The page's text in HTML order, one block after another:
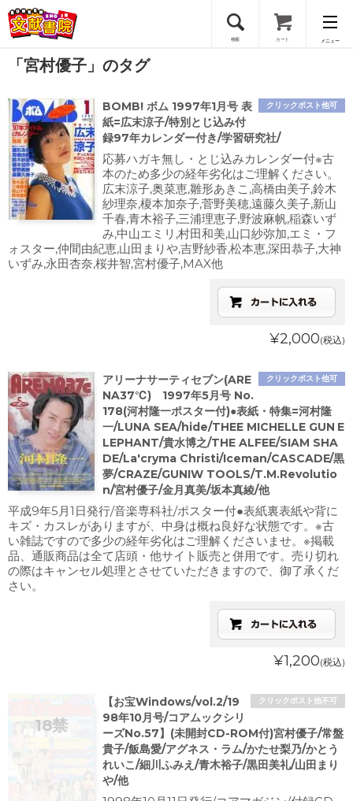
検索 カート メニュー
会員登録
ログイン
「宮村優子」のタグ
クリックポスト他可
BOMB! ボム 1997年1月号 表
紙=広末涼子/特別とじ込み付
録97年カレンダー付き/学習研究社/
応募ハガキ無し・とじ込みカレンダー付※古
本のため多少の経年劣化はご理解ください。
広末涼子,奥菜恵,雛形あきこ,高橋由美子,鈴木
紗理奈,榎本加奈子,菅野美穂,遠藤久美子,新山
千春,青木裕子,三浦理恵子,野波麻帆,稲森いず
み,中山エミリ,村田和美,山口紗弥加,エミ・フ
ォスター,仲間由紀恵,山田まりや,吉野紗香,松本恵,深田恭子,大神
いずみ,永田杏奈,桜井智,宮村優子,MAX他
¥2,000(税込)
クリックポスト他可
アリーナサーティセブン(ARE
NA37℃) 1997年5月号 No.
178(河村隆一ポスター付)●表紙・特集=河村隆
一/LUNA SEA/hide/THEE MICHELLE GUN E
LEPHANT/貴水博之/THE ALFEE/SIAM SHA
DE/La'cryma Christi/Iceman/CASCADE/黒
夢/CRAZE/GUNIW TOOLS/T.M.Revolutio
n/宮村優子/金月真美/坂本真綾/他
平成9年5月1日発行/音楽専科社/ポスター付●表紙裏表紙や背に
キズ・カスレがありますが、中身は概ね良好な状態です。※古
い雑誌ですので多少の経年劣化はご理解くださいませ。※掲載
品、通販商品は全て店頭・他サイト販売と併用です。売り切れ
の際はキャンセル処理とさせていただきますので、御了承くだ
さい。
¥1,200(税込)
クリックポスト他不可
【お宝Windows/vol.2/19
98年10月号/コアムックシリ
ーズNo.57】(未開封CD-ROM付)宮村優子/常盤
貴子/飯島愛/アグネス・ラム/かたせ梨乃/かとう
れいこ/細川ふみえ/青木裕子/黒田美礼/山田まり
や/他